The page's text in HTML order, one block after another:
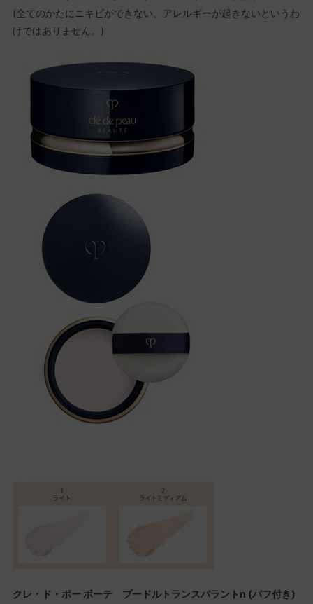
(全てのかたにニキビができない、アレルギーが起きないというわ
けではありません。)
クレ・ド・ポー ボーテ プードルトランスパラントn (パフ付き)